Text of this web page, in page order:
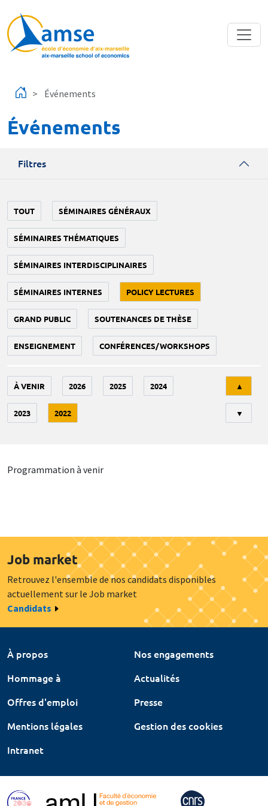
Événements
Événements
Filtres
TOUT SÉMINAIRES GÉNÉRAUX
SÉMINAIRES THÉMATIQUES
SÉMINAIRES INTERDISCIPLINAIRES
SÉMINAIRES INTERNES POLICY LECTURES
GRAND PUBLIC SOUTENANCES DE THÈSE
ENSEIGNEMENT CONFÉRENCES/WORKSHOPS
À VENIR 2026 2025 2024
2023 2022
▲
▼
Programmation à venir
Job market
Retrouvez l'ensemble de nos candidats disponibles
actuellement sur le Job market
Candidats
À propos
Nos engagements
Hommage à
Actualités
Offres d'emploi
Presse
Mentions légales
Gestion des cookies
Intranet